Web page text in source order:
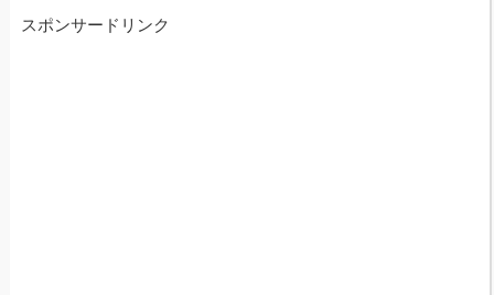
スポンサードリンク